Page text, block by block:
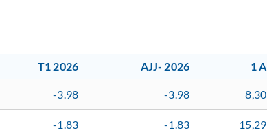
T1 2026
AJJ- 2026 1 A
-3.98 -3.98 8,30
-1.83 -1.83 15,29